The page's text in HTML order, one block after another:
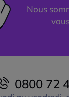
Nous
0800 72